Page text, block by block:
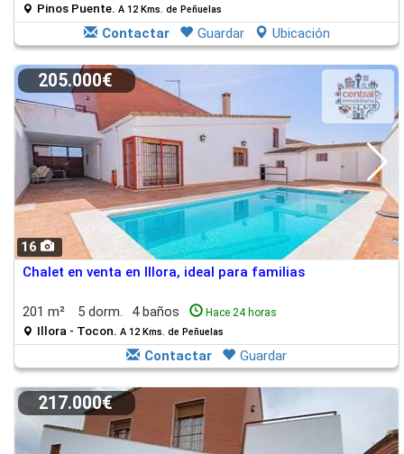
Pinos Puente. A 12 Kms. de Peñuelas
Contactar Guardar Ubicación
16
205.000€
Chalet en venta en Illora, ideal para familias
201 m² 5 dorm. 4 baños Hace 24 horas
Illora - Tocon. A 12 Kms. de Peñuelas
Contactar Guardar
217.000€